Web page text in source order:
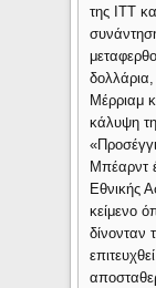
της ITT
Μέρριαμ
κάλυψη
Μπέαρντ
Εθνικής
κείμενο
δίνονταν